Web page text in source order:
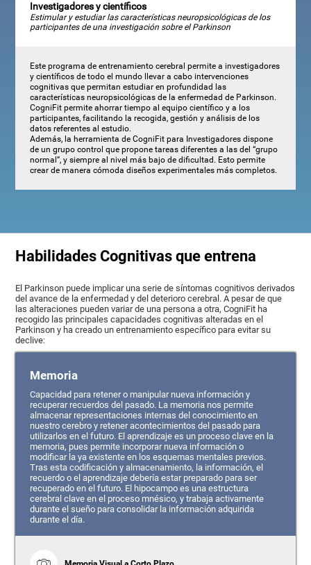
Investigadores y científicos
Estimular y estudiar las características neuropsicológicas de los
participantes de una investigación sobre el Parkinson
Este programa de entrenamiento cerebral permite a investigadores
y científicos de todo el mundo llevar a cabo intervenciones
cognitivas que permitan estudiar en profundidad las
características neuropsicológicas de la enfermedad de Parkinson.
CogniFit permite ahorrar tiempo al equipo científico y a los
participantes, facilitando la recogida, gestión y análisis de los
datos referentes al estudio.
Además, la herramienta de CogniFit para Investigadores dispone
de un grupo control que propone tareas diferentes a las del “grupo
normal”, y siempre al nivel más bajo de dificultad. Esto permite
crear de manera cómoda diseños experimentales más completos.
Habilidades Cognitivas que entrena
El Parkinson puede implicar una serie de síntomas cognitivos derivados
del avance de la enfermedad y del deterioro cerebral. A pesar de que
las alteraciones pueden variar de una persona a otra, CogniFit ha
recogido las principales capacidades cognitivas alteradas en el
Parkinson y ha creado un entrenamiento específico para evitar su
declive:
Memoria
Capacidad para retener o manipular nueva información y
recuperar recuerdos del pasado. La memoria nos permite
almacenar representaciones internas del conocimiento en
nuestro cerebro y retener acontecimientos del pasado para
utilizarlos en el futuro. El aprendizaje es un proceso clave en la
memoria, pues permite incorporar nueva información o
modificar la ya existente en los esquemas mentales previos.
Tras esta codificación y almacenamiento, la información, el
recuerdo o el aprendizaje debería estar preparado para ser
recuperado en el futuro. El hipocampo es una estructura
cerebral clave en el proceso mnésico, y trabaja activamente
durante el sueño para consolidar la información adquirida
durante el día.